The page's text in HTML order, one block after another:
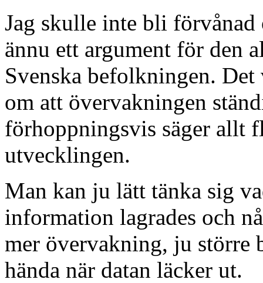
Jag skulle inte bli förvånad
ännu ett argument för den
Svenska befolkningen.
om att övervakningen
förhoppningsvis säger allt
utvecklingen.
Man kan ju lätt tänka sig
information lagrades och
mer övervakning, ju större
hända när datan läcker ut.